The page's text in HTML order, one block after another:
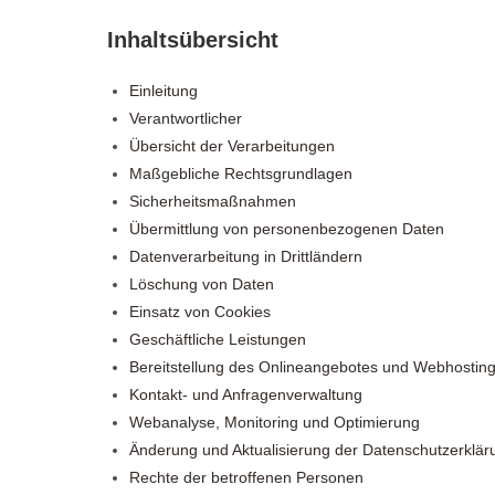
Inhaltsübersicht
Einleitung
Verantwortlicher
Übersicht der Verarbeitungen
Maßgebliche Rechtsgrundlagen
Sicherheitsmaßnahmen
Übermittlung von personenbezogenen Daten
Datenverarbeitung in Drittländern
Löschung von Daten
Einsatz von Cookies
Geschäftliche Leistungen
Bereitstellung des Onlineangebotes und Webhosting
Kontakt- und Anfragenverwaltung
Webanalyse, Monitoring und Optimierung
Änderung und Aktualisierung der
Rechte der betroffenen Personen